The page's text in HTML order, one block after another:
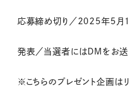
応募締め切り／2025年5月
発表／当選者にはDMをお送
※こちらのプレゼント企画